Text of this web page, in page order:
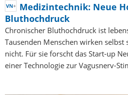
Medizintechnik: Neue
Bluthochdruck
Chronischer Bluthochdruck ist
Tausenden Menschen wirken
nicht. Für sie forscht das Start-up
einer Technologie zur Vagusnerv-